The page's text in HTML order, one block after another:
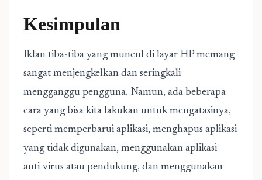
Kesimpulan
Iklan tiba-tiba yang muncul di layar HP memang
sangat menjengkelkan dan seringkali
mengganggu pengguna. Namun, ada beberapa
cara yang bisa kita lakukan untuk mengatasinya,
seperti memperbarui aplikasi, menghapus aplikasi
yang tidak digunakan, menggunakan aplikasi
anti-virus atau pendukung, dan menggunakan